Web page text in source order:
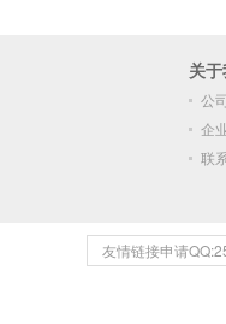
关
公
企
联
友情链接申请